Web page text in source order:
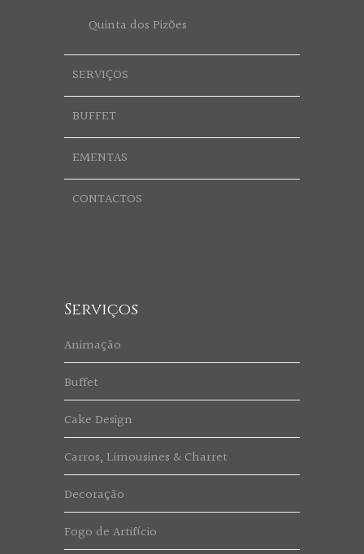
Quinta dos Pizões
SERVIÇOS
BUFFET
EMENTAS
CONTACTOS
Serviços
Animação
Buffet
Cake Design
Carros, Limousines & Charret
Decoração
Fogo de Artifício